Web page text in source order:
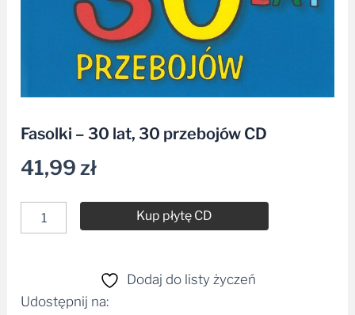
Fasolki – 30 lat, 30 przebojów CD
41,99 zł
Kup płytę CD
Dodaj do listy życzeń
Udostępnij na: